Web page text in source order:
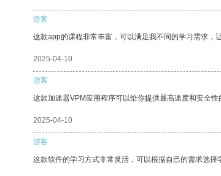
游客
这款app的课程非常丰富，可以满足我不同的学习需求，
2025-04-10
游客
这款加速器VPM应用程序可以给你提供最高速度和安全性
2025-04-10
游客
这款软件的学习方式非常灵活，可以根据自己的需求选择